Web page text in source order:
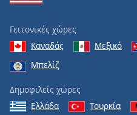
Γειτονικές χώρες
Καναδάς
Μεξικό
Μπελίζ
Δημοφιλείς χώρες
Ελλάδα
Τουρκία